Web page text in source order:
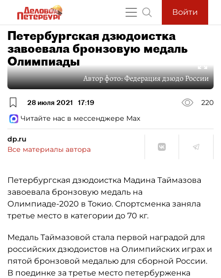
Войти
Петербургская дзюдоистка
завоевала бронзовую медаль
Олимпиады
Автор фото:Федерация дзюдо России
28 июля 2021 17:19
220
Читайте нас в мессенджере Max
dp.ru
Все материалы автора
Петербургская дзюдоистка Мадина Таймазова
завоевала бронзовую медаль на
Олимпиаде-2020 в Токио. Спортсменка заняла
третье место в категории до 70 кг.
Медаль Таймазовой стала первой наградой для
российских дзюдоистов на Олимпийских играх и
пятой бронзовой медалью для сборной России.
В поединке за третье место петербурженка